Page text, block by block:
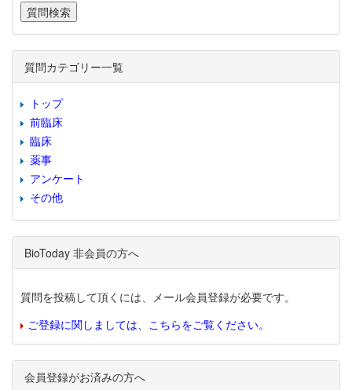
質問カテゴリー一覧
トップ
前臨床
臨床
薬事
アンケート
その他
BioToday 非会員の方へ
質問を投稿して頂くには、メール会員登録が必要です。
ご登録に関しましては、こちらをご覧ください。
会員登録がお済みの方へ